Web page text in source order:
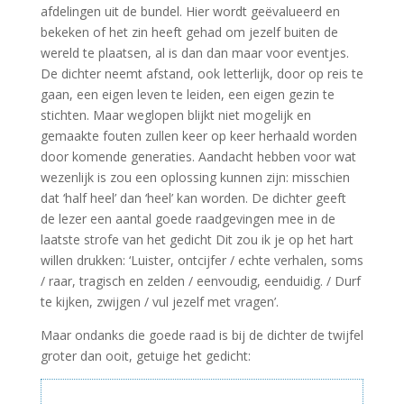
afdelingen uit de bundel. Hier wordt geëvalueerd en
bekeken of het zin heeft gehad om jezelf buiten de
wereld te plaatsen, al is dan dan maar voor eventjes.
De dichter neemt afstand, ook letterlijk, door op reis te
gaan, een eigen leven te leiden, een eigen gezin te
stichten. Maar weglopen blijkt niet mogelijk en
gemaakte fouten zullen keer op keer herhaald worden
door komende generaties. Aandacht hebben voor wat
wezenlijk is zou een oplossing kunnen zijn: misschien
dat ‘half heel’ dan ‘heel’ kan worden. De dichter geeft
de lezer een aantal goede raadgevingen mee in de
laatste strofe van het gedicht Dit zou ik je op het hart
willen drukken: ‘Luister, ontcijfer / echte verhalen, soms
/ raar, tragisch en zelden / eenvoudig, eenduidig. / Durf
te kijken, zwijgen / vul jezelf met vragen’.
Maar ondanks die goede raad is bij de dichter de twijfel
groter dan ooit, getuige het gedicht: